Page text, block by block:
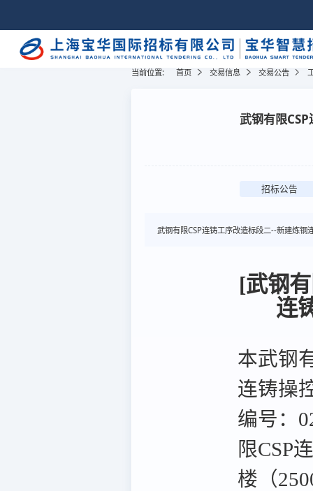
当前位置: 首页 交易信息 交易公告
武钢有限
招标公告
武钢有限CSP连铸工序改造标段二--新建炼
[武钢
连
本武钢
连铸操
编号：
限CSP
楼（